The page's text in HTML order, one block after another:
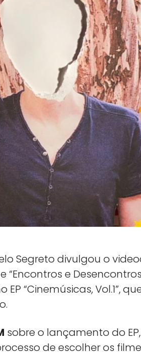
Segreto divulgou o
“Encontros e
“Cinemúsicas, Vol.1”,
sobre o lançamento do
de escolher os